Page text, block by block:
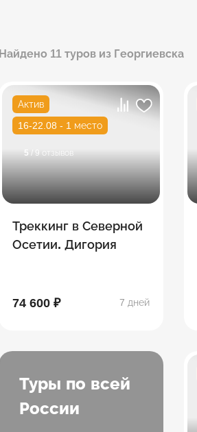
Найдено 11 туров из Георгиевска
Актив
16-22.08 - 1 место
5 / 9 отзывов
Треккинг в Северной
Осетии. Дигория
74 600 ₽ 7 дней
Туры по всей
России